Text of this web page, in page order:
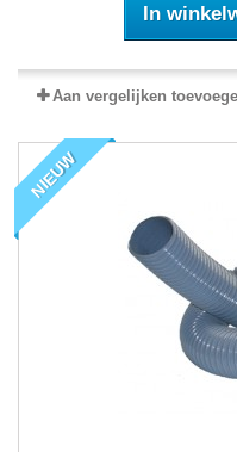
In
Aan vergelijken
NIEUW